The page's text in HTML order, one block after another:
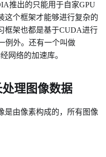
推出的只能用于自家GPU
这个框架才能够进行复杂的
框架也都是基于CUDA进行
例外。还有一个叫做
网络的加速库。
理图像数据
是由像素构成的，所有图像